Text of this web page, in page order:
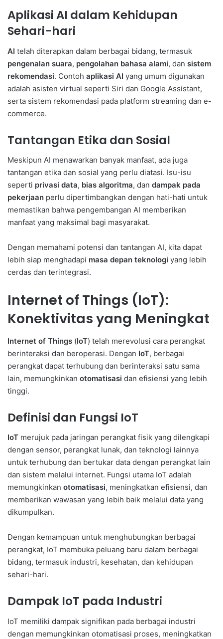
Aplikasi AI dalam Kehidupan
Sehari-hari
AI telah diterapkan dalam berbagai bidang, termasuk
pengenalan suara, pengolahan bahasa alami, dan sistem
rekomendasi. Contoh aplikasi AI yang umum digunakan
adalah asisten virtual seperti Siri dan Google Assistant,
serta sistem rekomendasi pada platform streaming dan e-
commerce.
Tantangan Etika dan Sosial
Meskipun AI menawarkan banyak manfaat, ada juga
tantangan etika dan sosial yang perlu diatasi. Isu-isu
seperti privasi data, bias algoritma, dan dampak pada
pekerjaan perlu dipertimbangkan dengan hati-hati untuk
memastikan bahwa pengembangan AI memberikan
manfaat yang maksimal bagi masyarakat.
Dengan memahami potensi dan tantangan AI, kita dapat
lebih siap menghadapi masa depan teknologi yang lebih
cerdas dan terintegrasi.
Internet of Things (IoT):
Konektivitas yang Meningkat
Internet of Things (IoT) telah merevolusi cara perangkat
berinteraksi dan beroperasi. Dengan IoT, berbagai
perangkat dapat terhubung dan berinteraksi satu sama
lain, memungkinkan otomatisasi dan efisiensi yang lebih
tinggi.
Definisi dan Fungsi IoT
IoT merujuk pada jaringan perangkat fisik yang dilengkapi
dengan sensor, perangkat lunak, dan teknologi lainnya
untuk terhubung dan bertukar data dengan perangkat lain
dan sistem melalui internet. Fungsi utama IoT adalah
memungkinkan otomatisasi, meningkatkan efisiensi, dan
memberikan wawasan yang lebih baik melalui data yang
dikumpulkan.
Dengan kemampuan untuk menghubungkan berbagai
perangkat, IoT membuka peluang baru dalam berbagai
bidang, termasuk industri, kesehatan, dan kehidupan
sehari-hari.
Dampak IoT pada Industri
IoT memiliki dampak signifikan pada berbagai industri
dengan memungkinkan otomatisasi proses, meningkatkan